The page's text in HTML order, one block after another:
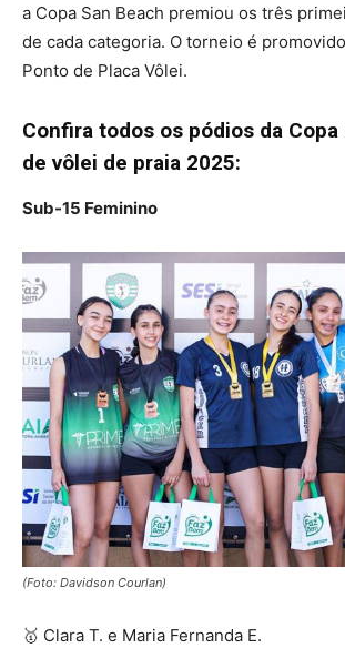
a Copa San Beach premiou os três
de cada categoria. O torneio é
Ponto de Placa Vôlei.
Confira todos os pódios da Copa
de vôlei de praia 2025:
Sub-15 Feminino
(Foto: Davidson Courlan)
🥇 Clara T. e Maria Fernanda E.